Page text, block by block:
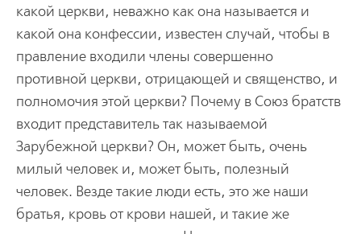
какой церкви, неважно как она называется и
какой она конфессии, известен случай, чтобы в
правление входили члены совершенно
противной церкви, отрицающей и священство, и
полномочия этой церкви? Почему в Союз братств
входит представитель так называемой
Зарубежной церкви? Он, может быть, очень
милый человек и, может быть, полезный
человек. Везде такие люди есть, это же наши
братья, кровь от крови нашей, и такие же